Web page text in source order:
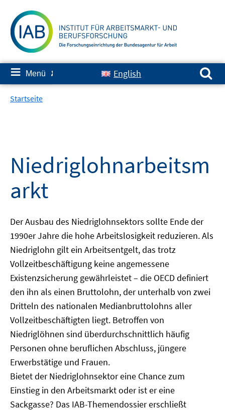
zum
Inhalt
≡ Menü ✘ English
Suchen nach:
Startseite
Niedriglohnarbeitsm
arkt
Der Ausbau des Niedriglohnsektors sollte Ende der
1990er Jahre die hohe Arbeitslosigkeit reduzieren. Als
Niedriglohn gilt ein Arbeitsentgelt, das trotz
Vollzeitbeschäftigung keine angemessene
Existenzsicherung gewährleistet – die OECD definiert
den ihn als einen Bruttolohn, der unterhalb von zwei
Dritteln des nationalen Medianbruttolohns aller
Vollzeitbeschäftigten liegt. Betroffen von
Niedriglöhnen sind überdurchschnittlich häufig
Personen ohne beruflichen Abschluss, jüngere
Erwerbstätige und Frauen.
Bietet der Niedriglohnsektor eine Chance zum
Einstieg in den Arbeitsmarkt oder ist er eine
Sackgasse? Das IAB-Themendossier erschließt